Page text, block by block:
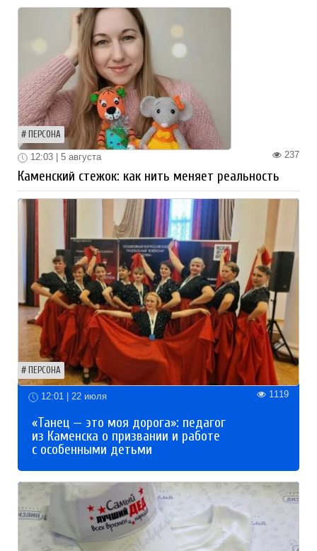
ПЕРСОНА
237
12:03 | 5 августа
Каменский стежок: как нить меняет реальность
ПЕРСОНА
12:01 | 22 июля 1119
«Танец — это моя дорога»: педагог
из Каменска о призвании и работе
с особенными детьми